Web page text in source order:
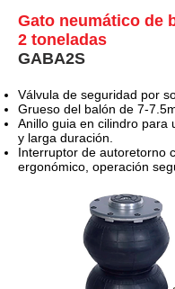
Gato neumático de
2 toneladas
GABA2S
Válvula de seguridad por
Grueso del balón de 7-
Anillo guia en cilindro para
y larga duración.
Interruptor de autoretorno
ergonómico, operación